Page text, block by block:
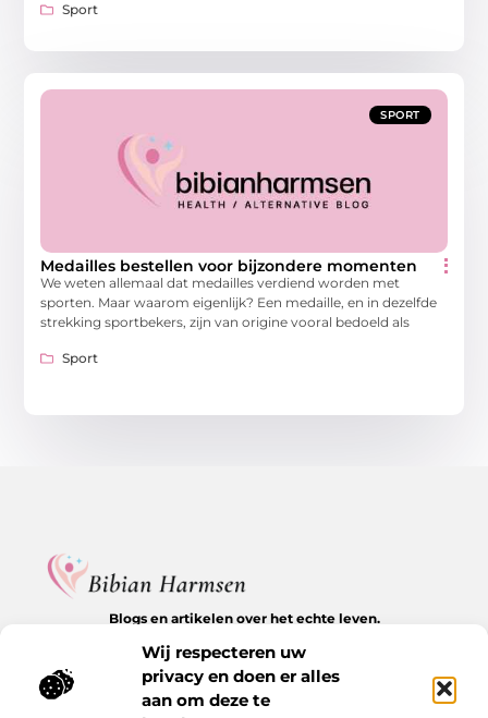
Wij respecteren uw
privacy en doen er alles
aan om deze te
Sport
SPORT
Medailles bestellen voor bijzondere momenten
We weten allemaal dat medailles verdiend worden met
sporten. Maar waarom eigenlijk? Een medaille, en in dezelfde
strekking sportbekers, zijn van origine vooral bedoeld als
Sport
Blogs en artikelen over het echte leven.
waardevolle inzichten op BibianHarmsen.nl.
Bericht categorie